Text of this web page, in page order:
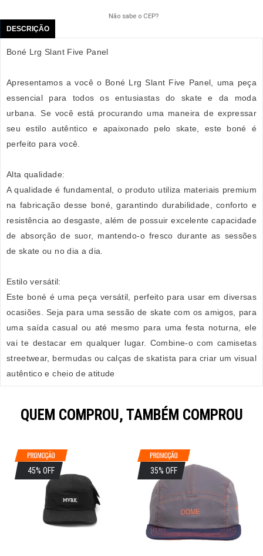
Não sabe o CEP?
DESCRIÇÃO
Boné Lrg Slant Five Panel
Apresentamos a você o Boné Lrg Slant Five Panel, uma peça
essencial para todos os entusiastas do skate e da moda
urbana. Se você está procurando uma maneira de expressar
seu estilo autêntico e apaixonado pelo skate, este boné é
perfeito para você.
Alta qualidade:
A qualidade é fundamental, o produto utiliza materiais premium
na fabricação desse boné, garantindo durabilidade, conforto e
resistência ao desgaste, além de possuir excelente capacidade
de absorção de suor, mantendo-o fresco durante as sessões
de skate ou no dia a dia.
Estilo versátil:
Este boné é uma peça versátil, perfeito para usar em diversas
ocasiões. Seja para uma sessão de skate com os amigos, para
uma saída casual ou até mesmo para uma festa noturna, ele
vai te destacar em qualquer lugar. Combine-o com camisetas
streetwear, bermudas ou calças de skatista para criar um visual
autêntico e cheio de atitude
QUEM COMPROU, TAMBÉM COMPROU
45% OFF 35% OFF